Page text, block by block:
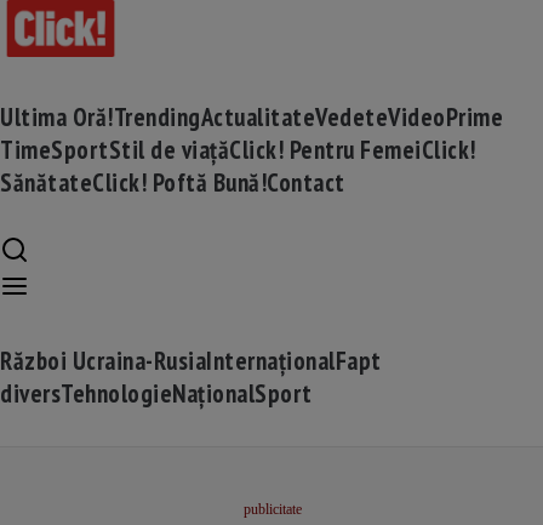
Ultima Oră!TrendingActualitateVedeteVideoPrime
TimeSportStil de viațăClick! Pentru FemeiClick!
SănătateClick! Poftă Bună!Contact
Război Ucraina-RusiaInternaționalFapt
diversTehnologieNaționalSport